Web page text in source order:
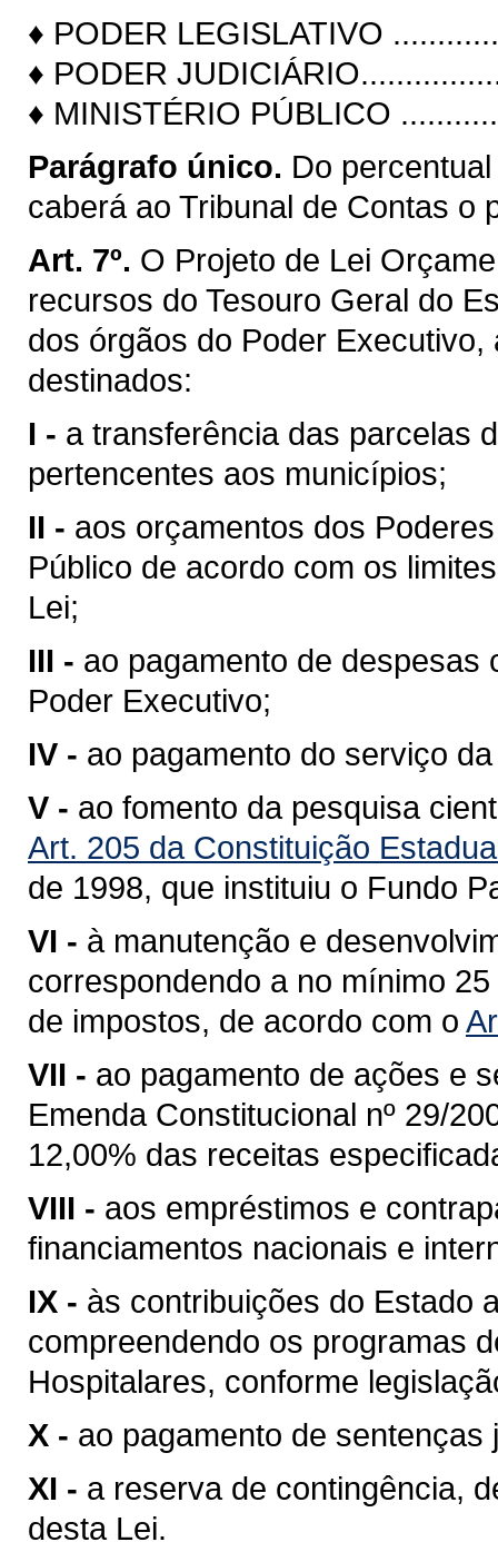
♦ PODER LEGISLATIVO
♦ PODER
♦ MINISTÉRIO PÚBLICO
Parágrafo único. Do
caberá ao Tribunal de Contas o
Art. 7º. O Projeto de Lei
recursos do Tesouro Geral do
dos órgãos do Poder
destinados:
I - a transferência das parcelas
pertencentes aos municípios;
II - aos orçamentos dos
Público de acordo com os
Lei;
III - ao pagamento de despesas
Poder Executivo;
IV - ao pagamento do serviço
V - ao fomento da pesquisa
Art. 205 da Constituição
de 1998, que instituiu o Fundo
VI - à manutenção e
correspondendo a no mínimo
de impostos, de acordo com o
VII - ao pagamento de ações e
Emenda Constitucional nº 29/
12,00% das receitas
VIII - aos empréstimos e
financiamentos nacionais e
IX - às contribuições do Estado
compreendendo os programas
Hospitalares, conforme
X - ao pagamento de sentenças
XI - a reserva de contingência,
desta Lei.